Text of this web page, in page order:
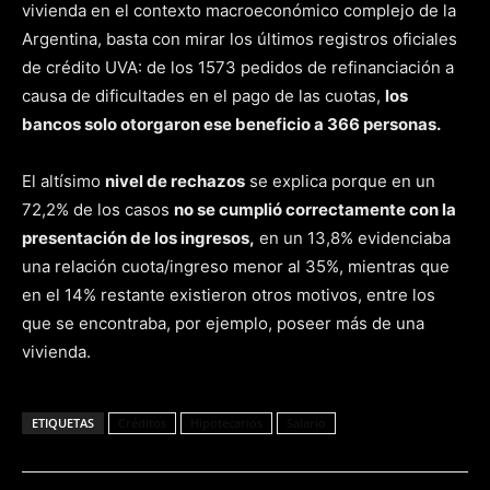
vivienda en el contexto macroeconómico complejo de la
Argentina, basta con mirar los últimos registros oficiales
de crédito UVA: de los 1573 pedidos de refinanciación a
causa de dificultades en el pago de las cuotas, los
bancos solo otorgaron ese beneficio a 366 personas.
El altísimo nivel de rechazos se explica porque en un
72,2% de los casos no se cumplió correctamente con la
presentación de los ingresos, en un 13,8% evidenciaba
una relación cuota/ingreso menor al 35%, mientras que
en el 14% restante existieron otros motivos, entre los
que se encontraba, por ejemplo, poseer más de una
vivienda.
ETIQUETAS